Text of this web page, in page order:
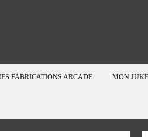
FABRICATIONS ARCADE MON